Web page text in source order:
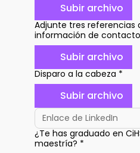
Subir archivo
Adjunte tres referencias
información de
Subir archivo
Disparo a la cabeza *
Subir archivo
¿Te has graduado en
maestría? *